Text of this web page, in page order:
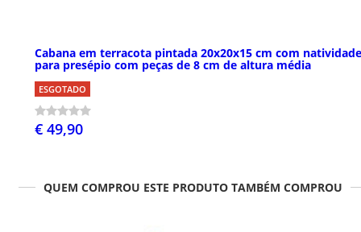
Cabana em terracota pintada 20x20x15 cm com natividade
para presépio com peças de 8 cm de altura média
ESGOTADO
€ 49,90
QUEM COMPROU ESTE PRODUTO TAMBÉM COMPROU